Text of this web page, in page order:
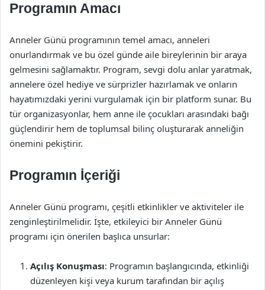
Programın Amacı
Anneler Günü programının temel amacı, anneleri
onurlandırmak ve bu özel günde aile bireylerinin bir araya
gelmesini sağlamaktır. Program, sevgi dolu anlar yaratmak,
annelere özel hediye ve sürprizler hazırlamak ve onların
hayatımızdaki yerini vurgulamak için bir platform sunar. Bu
tür organizasyonlar, hem anne ile çocukları arasındaki bağı
güçlendirir hem de toplumsal bilinç oluşturarak anneliğin
önemini pekiştirir.
Programın İçeriği
Anneler Günü programı, çeşitli etkinlikler ve aktiviteler ile
zenginleştirilmelidir. İşte, etkileyici bir Anneler Günü
programı için önerilen başlıca unsurlar:
Açılış Konuşması: Programın başlangıcında, etkinliği
düzenleyen kişi veya kurum tarafından bir açılış